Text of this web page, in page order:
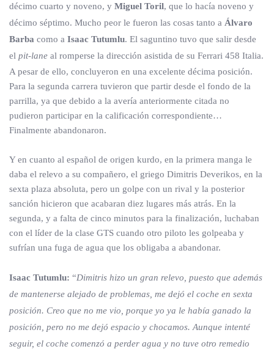
décimo cuarto y noveno, y Miguel Toril, que lo hacía noveno y
décimo séptimo. Mucho peor le fueron las cosas tanto a Álvaro
Barba como a Isaac Tutumlu. El saguntino tuvo que salir desde
el pit-lane al romperse la dirección asistida de su Ferrari 458 Italia.
A pesar de ello, concluyeron en una excelente décima posición.
Para la segunda carrera tuvieron que partir desde el fondo de la
parrilla, ya que debido a la avería anteriormente citada no
pudieron participar en la calificación correspondiente…
Finalmente abandonaron.
Y en cuanto al español de origen kurdo, en la primera manga le
daba el relevo a su compañero, el griego Dimitris Deverikos, en la
sexta plaza absoluta, pero un golpe con un rival y la posterior
sanción hicieron que acabaran diez lugares más atrás. En la
segunda, y a falta de cinco minutos para la finalización, luchaban
con el líder de la clase GTS cuando otro piloto les golpeaba y
sufrían una fuga de agua que los obligaba a abandonar.
Isaac Tutumlu: “Dimitris hizo un gran relevo, puesto que además
de mantenerse alejado de problemas, me dejó el coche en sexta
posición. Creo que no me vio, porque yo ya le había ganado la
posición, pero no me dejó espacio y chocamos. Aunque intenté
seguir, el coche comenzó a perder agua y no tuve otro remedio